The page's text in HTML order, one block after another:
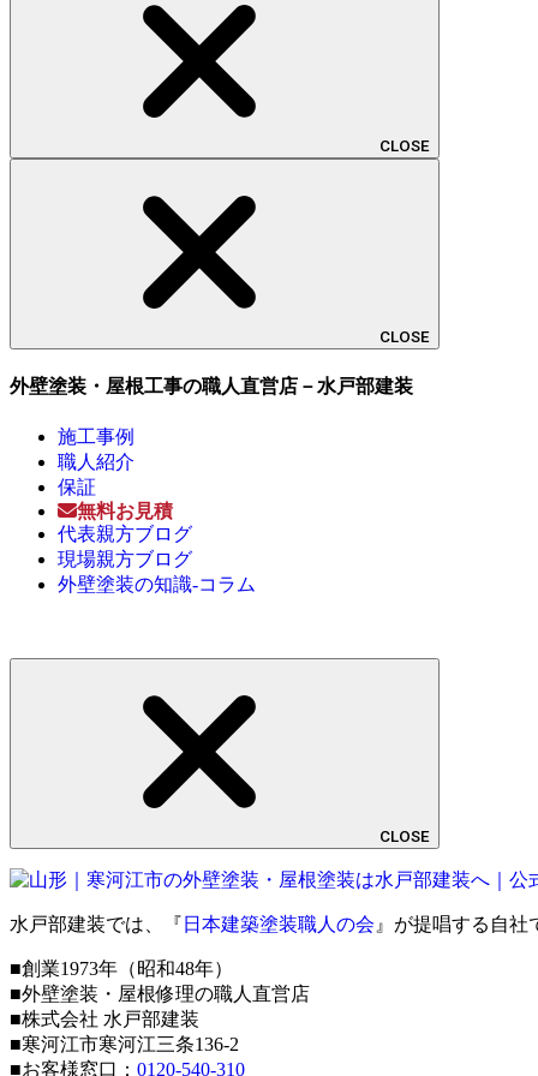
CLOSE
CLOSE
外壁塗装・屋根工事の職人直営店－水戸部建装
施工事例
職人紹介
保証
無料お見積
代表親方ブログ
現場親方ブログ
外壁塗装の知識-コラム
CLOSE
水戸部建装では、『 日本建築塗装職人の会 』が提唱する自
■創業1973年（昭和48年）
■外壁塗装・屋根修理の職人直営店
■株式会社 水戸部建装
■寒河江市寒河江三条136-2
■お客様窓口： 0120-540-310